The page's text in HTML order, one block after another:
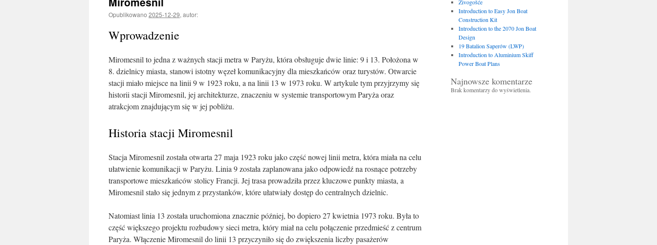
Opublikowano 2025-12-29, autor:
Wprowadzenie
Miromesnil to jedna z ważnych stacji metra w Paryżu, która obsługuje dwie linie: 9 i 13. Położona w
8. dzielnicy miasta, stanowi istotny węzeł komunikacyjny dla mieszkańców oraz turystów. Otwarcie
stacji miało miejsce na linii 9 w 1923 roku, a na linii 13 w 1973 roku. W artykule tym przyjrzymy się
historii stacji Miromesnil, jej architekturze, znaczeniu w systemie transportowym Paryża oraz
atrakcjom znajdującym się w jej pobliżu.
Historia stacji Miromesnil
Stacja Miromesnil została otwarta 27 maja 1923 roku jako część nowej linii metra, która miała na celu
ułatwienie komunikacji w Paryżu. Linia 9 została zaplanowana jako odpowiedź na rosnące potrzeby
transportowe mieszkańców stolicy Francji. Jej trasa prowadziła przez kluczowe punkty miasta, a
Miromesnil stało się jednym z przystanków, które ułatwiały dostęp do centralnych dzielnic.
Natomiast linia 13 została uruchomiona znacznie później, bo dopiero 27 kwietnia 1973 roku. Była to
część większego projektu rozbudowy sieci metra, który miał na celu połączenie przedmieść z centrum
Paryża. Włączenie Miromesnil do linii 13 przyczyniło się do zwiększenia liczby pasażerów
Živogošće
Introduction to Easy Jon Boat
Construction Kit
Introduction to the 2070 Jon Boat
Design
19 Batalion Saperów (LWP)
Introduction to Aluminium Skiff
Power Boat Plans
Najnowsze komentarze
Brak komentarzy do wyświetlenia.